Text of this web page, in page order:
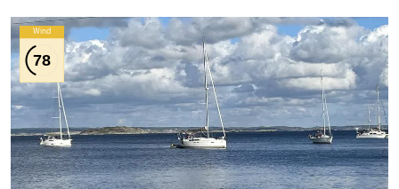
Wind
78